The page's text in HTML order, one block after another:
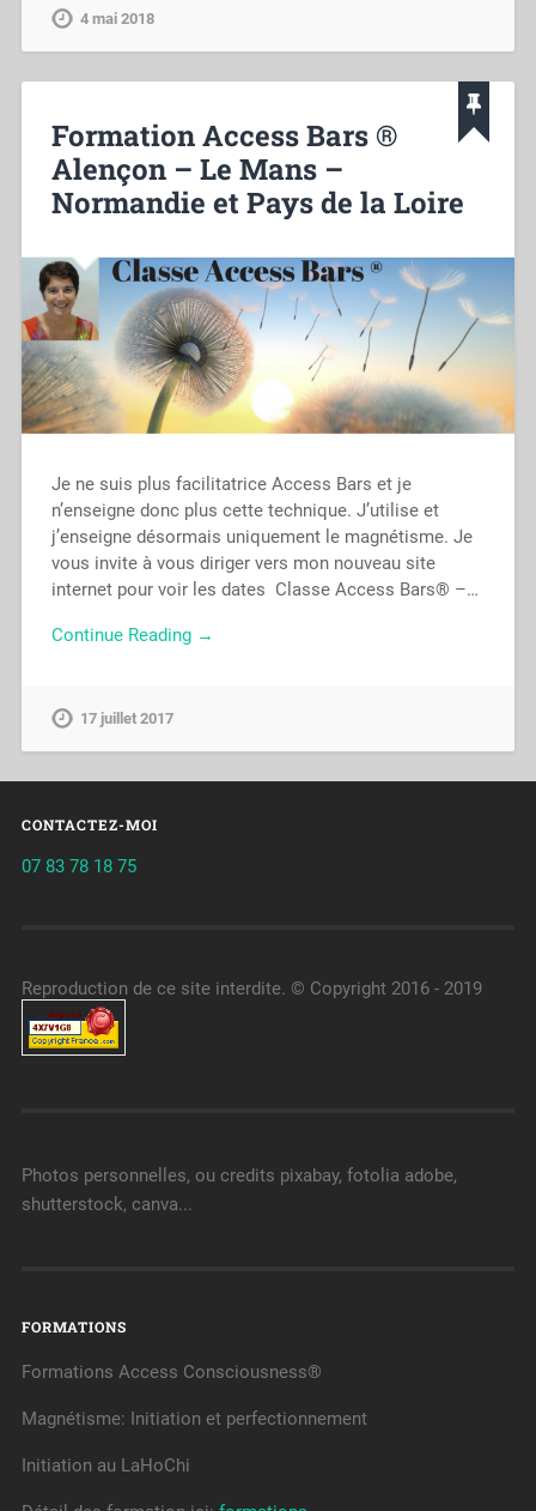
4 mai 2018
Formation Access Bars ®
Alençon – Le Mans –
Normandie et Pays de la Loire
Je ne suis plus facilitatrice Access Bars et je
n’enseigne donc plus cette technique. J’utilise et
j’enseigne désormais uniquement le magnétisme. Je
vous invite à vous diriger vers mon nouveau site
internet pour voir les dates Classe Access Bars® –…
Continue Reading →
17 juillet 2017
CONTACTEZ-MOI
07 83 78 18 75
Reproduction de ce site interdite. © Copyright 2016 - 2019
Photos personnelles, ou credits pixabay, fotolia adobe,
shutterstock, canva...
FORMATIONS
Formations Access Consciousness®
Magnétisme: Initiation et perfectionnement
Initiation au LaHoChi